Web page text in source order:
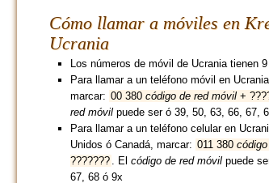
Cómo llamar a móviles en
Ucrania
Los números de móvil de Ucrania tienen 9
Para llamar a un teléfono móvil en
marcar: 00 380 código de red móvil+
red móvilpuede ser ó 39, 50, 63, 66, 67,
Para llamar a un teléfono celular en
Unidos ó Canadá, marcar: 011 380
???????
. El código de red móvilpuede
67, 68 ó 9x